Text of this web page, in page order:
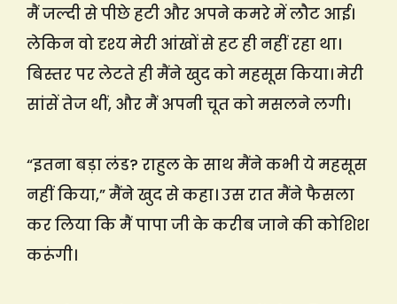
मैं जल्दी से पीछे हटी और अपने कमरे में लौट आई।
लेकिन वो दृश्य मेरी आंखों से हट ही नहीं रहा था।
बिस्तर पर लेटते ही मैंने खुद को महसूस किया। मेरी
सांसें तेज थीं, और मैं अपनी चूत को मसलने लगी।
“इतना बड़ा लंड? राहुल के साथ मैंने कभी ये महसूस
नहीं किया,” मैंने खुद से कहा। उस रात मैंने फैसला
कर लिया कि मैं पापा जी के करीब जाने की कोशिश
करूंगी।